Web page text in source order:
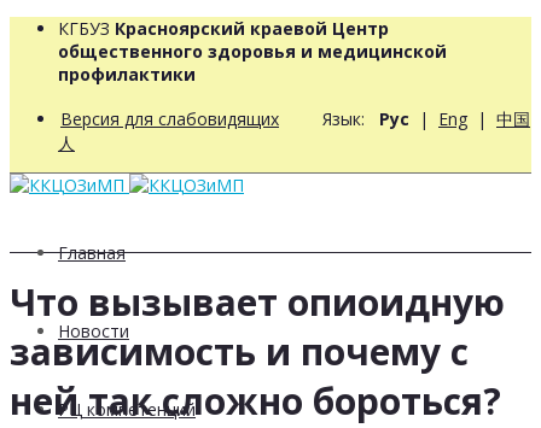
КГБУЗ Красноярский краевой Центр
общественного здоровья и медицинской
профилактики
Версия для слабовидящих Язык: Рус | Eng | 中国
人
Главная
Новости
РЦ компетенций
Что вызывает опиоидную
зависимость и почему с
ней так сложно бороться?